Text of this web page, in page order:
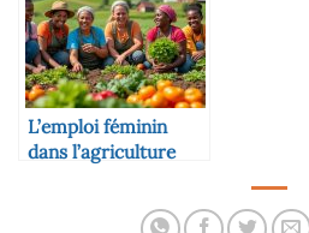
L’emploi féminin
dans l’agriculture